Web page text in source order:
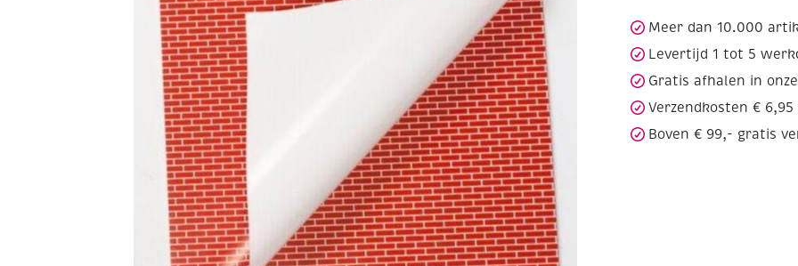
Meer dan 10.000
Levertijd 1 tot 5
Gratis afhalen in
Verzendkosten € 6,95
Boven € 99,- gratis